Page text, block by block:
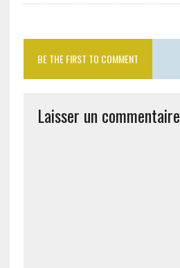
BE THE FIRST TO COMMENT
Laisser un commentaire